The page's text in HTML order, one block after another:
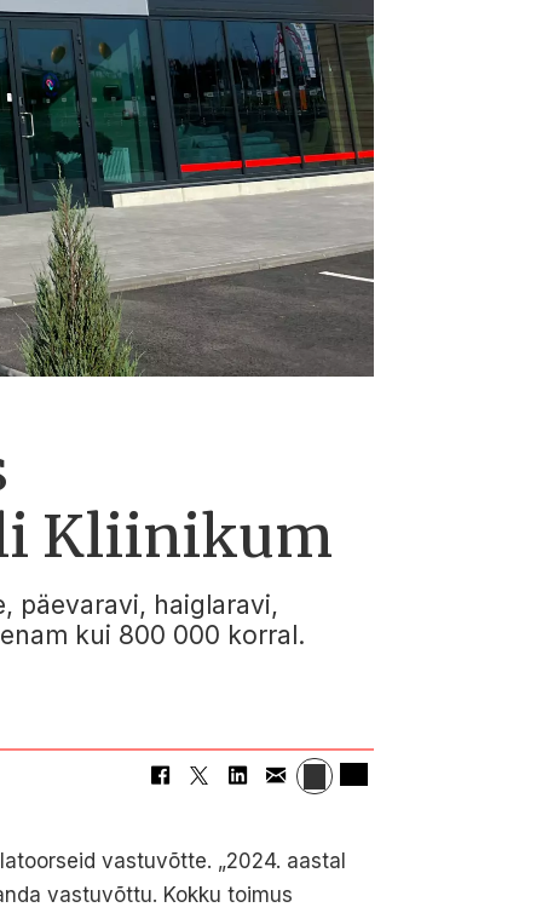
Kliinikum
päevaravi, haiglaravi,
kui 800 000 korral.
vastuvõtte. „2024. aastal
vastuvõttu. Kokku toimus